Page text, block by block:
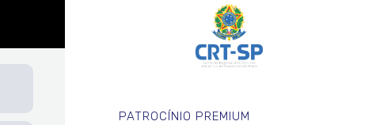
PATROCÍNIO PREMIUM